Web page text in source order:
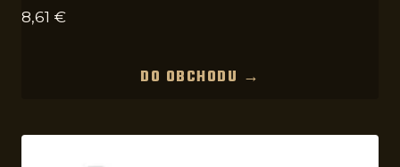
8,61 €
DO OBCHODU →